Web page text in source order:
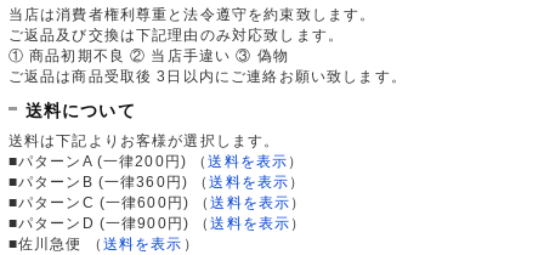
当店は消費者権利尊重と法令遵守を約束致します。
ご返品及び交換は下記理由のみ対応致します。
① 商品初期不良 ② 当店手違い ③ 偽物
ご返品は商品受取後 3日以内にご連絡お願い致します。
送料について
送料は下記よりお客様が選択します。
■パターンA (一律200円)
（送料を表示 ）
■パターンB (一律360円)
（送料を表示 ）
■パターンC (一律600円)
（送料を表示 ）
■パターンD (一律900円)
（送料を表示 ）
■佐川急便
（ 送料を表示 ）